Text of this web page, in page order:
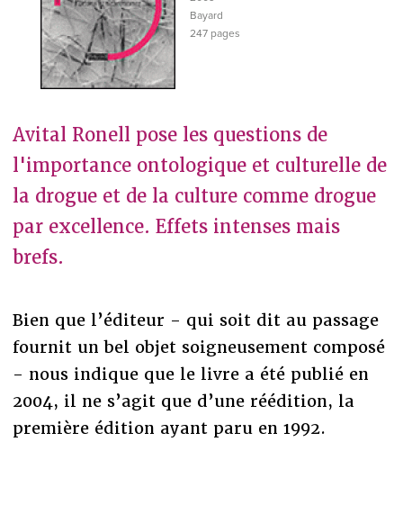
Bayard
247 pages
Avital Ronell pose les questions de
l'importance ontologique et culturelle de
la drogue et de la culture comme drogue
par excellence. Effets intenses mais
brefs.
Bien que l’éditeur - qui soit dit au passage
fournit un bel objet soigneusement composé
- nous indique que le livre a été publié en
2004, il ne s’agit que d’une réédition, la
première édition ayant paru en 1992.